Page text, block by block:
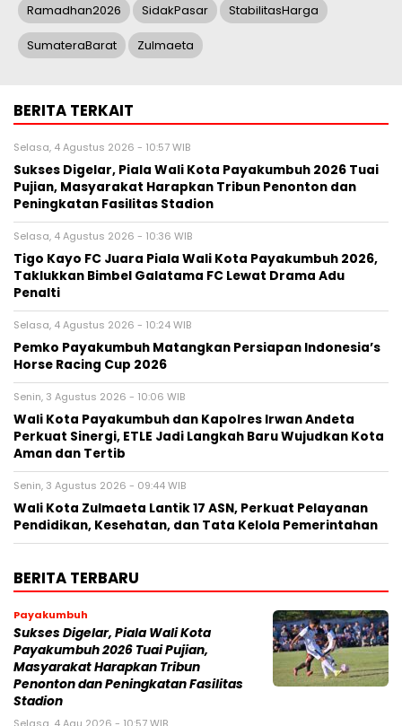
Ramadhan2026 SidakPasar StabilitasHarga
SumateraBarat Zulmaeta
BERITA TERKAIT
Selasa, 4 Agustus 2026 - 10:57 WIB
Sukses Digelar, Piala Wali Kota Payakumbuh 2026 Tuai
Pujian, Masyarakat Harapkan Tribun Penonton dan
Peningkatan Fasilitas Stadion
Selasa, 4 Agustus 2026 - 10:36 WIB
Tigo Kayo FC Juara Piala Wali Kota Payakumbuh 2026,
Taklukkan Bimbel Galatama FC Lewat Drama Adu
Penalti
Selasa, 4 Agustus 2026 - 10:24 WIB
Pemko Payakumbuh Matangkan Persiapan Indonesia’s
Horse Racing Cup 2026
Senin, 3 Agustus 2026 - 10:06 WIB
Wali Kota Payakumbuh dan Kapolres Irwan Andeta
Perkuat Sinergi, ETLE Jadi Langkah Baru Wujudkan Kota
Aman dan Tertib
Senin, 3 Agustus 2026 - 09:44 WIB
Wali Kota Zulmaeta Lantik 17 ASN, Perkuat Pelayanan
Pendidikan, Kesehatan, dan Tata Kelola Pemerintahan
BERITA TERBARU
Payakumbuh
Sukses Digelar, Piala Wali Kota
Payakumbuh 2026 Tuai Pujian,
Masyarakat Harapkan Tribun
Penonton dan Peningkatan Fasilitas
Stadion